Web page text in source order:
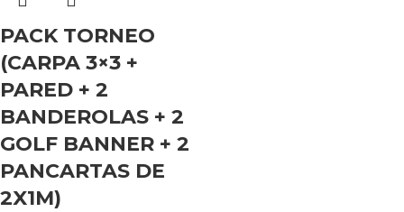
PACK TORNEO
(CARPA 3×3 +
PARED + 2
BANDEROLAS + 2
GOLF BANNER + 2
PANCARTAS DE
2X1M)